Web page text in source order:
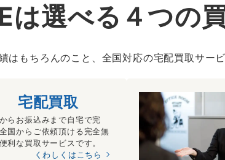
は選べる４つの
はもちろんのこと、全国対応の宅配買取サービ
宅配買取
らお振込みまで自宅で完
国からご依頼頂ける完全無
利な買取サービスです。
くわしくはこちら